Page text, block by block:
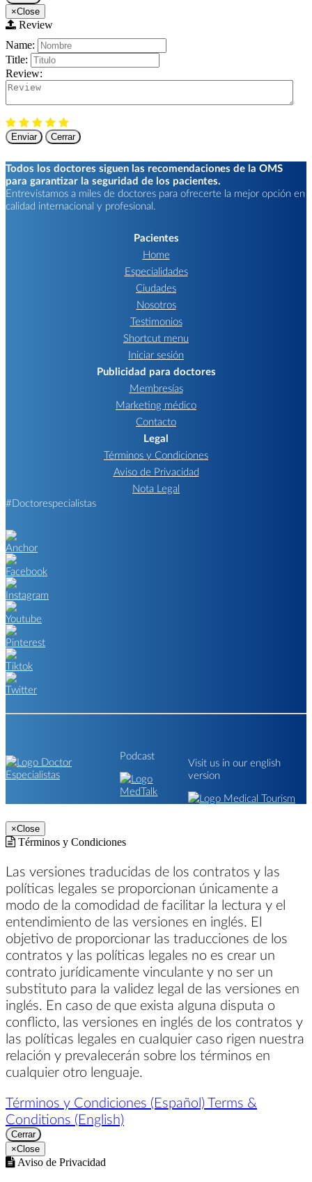
×Close
Review
Name:
Title:
Review:
Enviar Cerrar
Todos los doctores siguen las recomendaciones de la OMS
para garantizar la seguridad de los pacientes.
Entrevistamos a miles de doctores para ofrecerte la mejor opción en
calidad internacional y profesional.
Pacientes
Home
Especialidades
Ciudades
Nosotros
Testimonios
Shortcut menu
Iniciar sesión
Publicidad para doctores
Membresías
Marketing médico
Contacto
Legal
Términos y Condiciones
Aviso de Privacidad
Nota Legal
#Doctorespecialistas
Podcast
Visit us in our english
version
×Close
Términos y Condiciones
Las versiones traducidas de los contratos y las
políticas legales se proporcionan únicamente a
modo de la comodidad de facilitar la lectura y el
entendimiento de las versiones en inglés. El
objetivo de proporcionar las traducciones de los
contratos y las políticas legales no es crear un
contrato jurídicamente vinculante y no ser un
substituto para la validez legal de las versiones en
inglés. En caso de que exista alguna disputa o
conflicto, las versiones en inglés de los contratos y
las políticas legales en cualquier caso rigen nuestra
relación y prevalecerán sobre los términos en
cualquier otro lenguaje.
Términos y Condiciones (Español) Terms &
Conditions (English)
Cerrar
×Close
Aviso de Privacidad